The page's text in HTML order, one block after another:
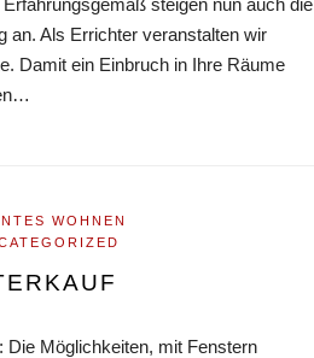
an. Als Errichter veranstalten wir
Damit ein Einbruch in Ihre Räume
WOHNEN
Möglichkeiten, mit Fenstern